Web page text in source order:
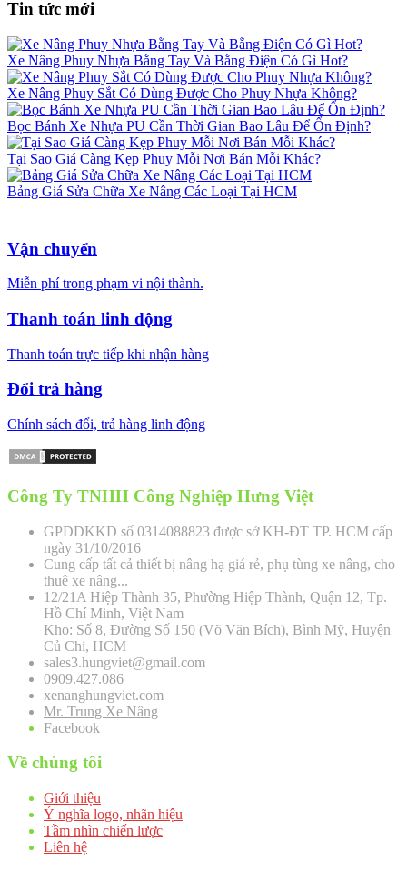
Tin tức mới
Xe Nâng Phuy Nhựa Bằng Tay Và Bằng Điện Có Gì Hot?
Xe Nâng Phuy Sắt Có Dùng Được Cho Phuy Nhựa Không?
Bọc Bánh Xe Nhựa PU Cần Thời Gian Bao Lâu Để Ổn Định?
Tại Sao Giá Càng Kẹp Phuy Mỗi Nơi Bán Mỗi Khác?
Bảng Giá Sửa Chữa Xe Nâng Các Loại Tại HCM
Vận chuyển
Miễn phí trong phạm vi nội thành.
Thanh toán linh động
Thanh toán trực tiếp khi nhận hàng
Đổi trả hàng
Chính sách đổi, trả hàng linh động
Công Ty TNHH Công Nghiệp Hưng Việt
GPDDKKD số 0314088823 được sở KH-ĐT TP. HCM cấp
ngày 31/10/2016
Cung cấp tất cả thiết bị nâng hạ giá rẻ, phụ tùng xe nâng, cho
thuê xe nâng...
12/21A Hiệp Thành 35, Phường Hiệp Thành, Quận 12, Tp.
Hồ Chí Minh, Việt Nam
Kho: Số 8, Đường Số 150 (Võ Văn Bích), Bình Mỹ, Huyện
Củ Chi, HCM
sales3.hungviet@gmail.com
0909.427.086
xenanghungviet.com
Mr. Trung Xe Nâng
Facebook
Về chúng tôi
Giới thiệu
Ý nghĩa logo, nhãn hiệu
Tầm nhìn chiến lược
Liên hệ